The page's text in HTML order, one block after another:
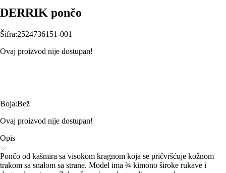
DERRIK pončo
Šifra:2524736151-001
Ovaj proizvod nije dostupan!
Boja:Bež
Ovaj proizvod nije dostupan!
Opis
Pončo od kašmira sa visokom kragnom koja se pričvršćuje kožnom
trakom sa snalom sa strane. Model ima ¾ kimono široke rukave i